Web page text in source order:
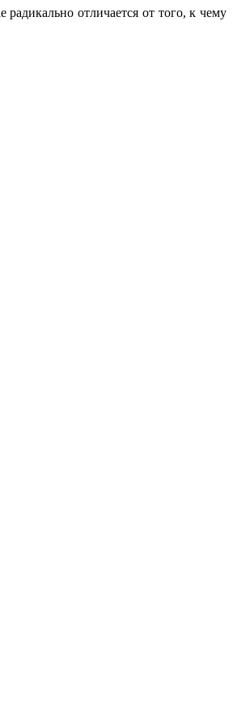
отличается от того, к чему